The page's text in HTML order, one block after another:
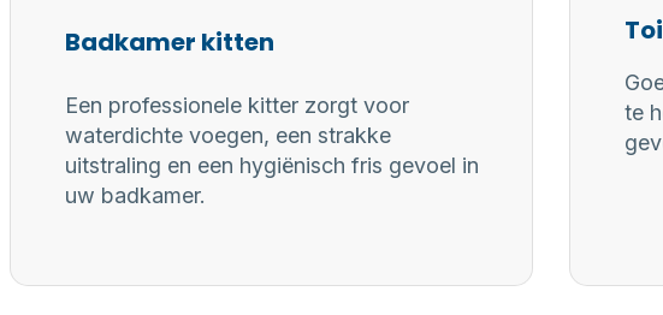
Badkamer kitten
Een professionele kitter zorgt voor
waterdichte voegen, een strakke
uitstraling en een hygiënisch fris gevoel in
uw badkamer.
te